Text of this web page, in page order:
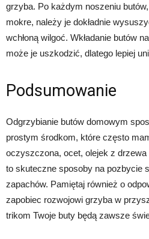
grzyba. Po każdym noszeniu
mokre, należy je dokładnie
wchłoną wilgoć. Wkładanie butów
może je uszkodzić, dlatego lepiej
Podsumowanie
Odgrzybianie butów domowym
prostym środkom, które często
oczyszczona, ocet, olejek z
to skuteczne sposoby na pozbycie
zapachów. Pamiętaj również o
zapobiec rozwojowi grzyba w
trikom Twoje buty będą zawsze